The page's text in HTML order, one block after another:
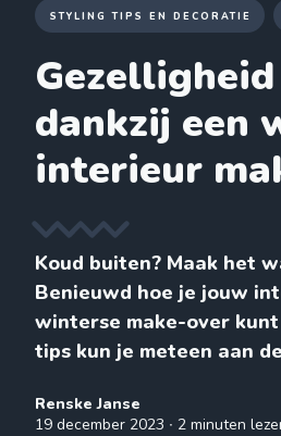
STYLING TIPS EN DECORATIE
dankzij een
interieur
Koud buiten? Maak het
Benieuwd hoe je jouw
winterse make-over
tips kun je meteen aan
Renske Janse
19 december 2023 ∙ 2 minuten